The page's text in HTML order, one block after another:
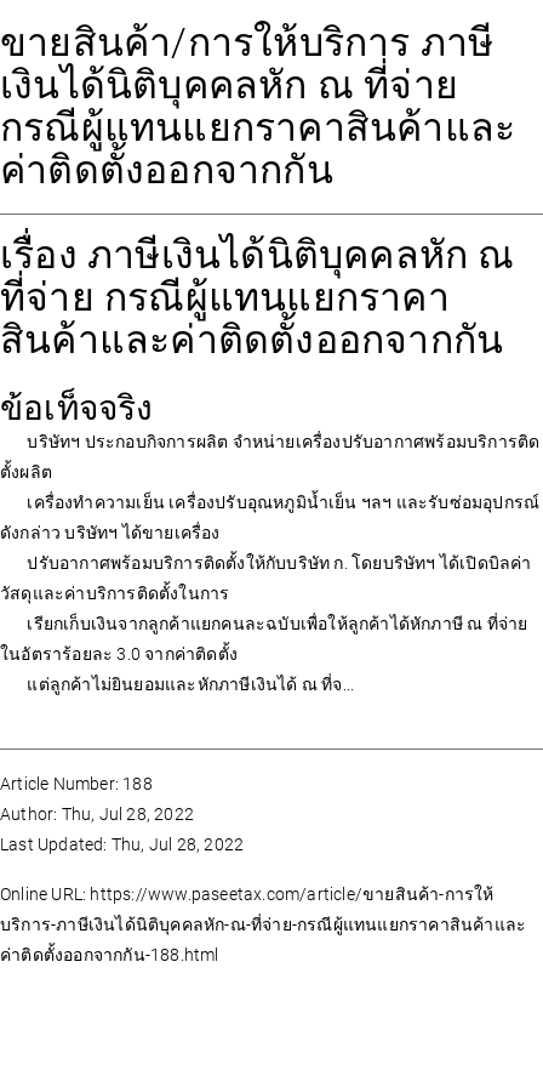
ขายสินค้า/การให้บริการ ภาษี
เงินได้นิติบุคคลหัก ณ ที่จ่าย
กรณีผู้แทนแยกราคาสินค้าและ
ค่าติดตั้งออกจากกัน
เรื่อง ภาษีเงินได้นิติบุคคลหัก ณ
ที่จ่าย กรณีผู้แทนแยกราคา
สินค้าและค่าติดตั้งออกจากกัน
ข้อเท็จจริง
บริษัทฯ ประกอบกิจการผลิต จำหน่ายเครื่องปรับอากาศพร้อมบริการติด
ตั้งผลิต
เครื่องทำความเย็น เครื่องปรับอุณหภูมิน้ำเย็น ฯลฯ และรับซ่อมอุปกรณ์
ดังกล่าว บริษัทฯ ได้ขายเครื่อง
ปรับอากาศพร้อมบริการติดตั้งให้กับบริษัท ก. โดยบริษัทฯ ได้เปิดบิลค่า
วัสดุและค่าบริการติดตั้งในการ
เรียกเก็บเงินจากลูกค้าแยกคนละฉบับเพื่อให้ลูกค้าได้หักภาษี ณ ที่จ่าย
ในอัตราร้อยละ 3.0 จากค่าติดตั้ง
แต่ลูกค้าไม่ยินยอมและหักภาษีเงินได้ ณ ที่จ...
Article Number: 188
Author: Thu, Jul 28, 2022
Last Updated: Thu, Jul 28, 2022
Online URL: https://www.paseetax.com/article/ขายสินค้า-การให้
บริการ-ภาษีเงินได้นิติบุคคลหัก-ณ-ที่จ่าย-กรณีผู้แทนแยกราคาสินค้าและ
ค่าติดตั้งออกจากกัน-188.html